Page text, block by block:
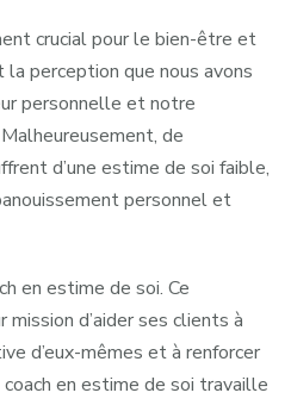
crucial pour le bien-être et
la perception que nous avons
personnelle et notre
de
d’une estime de soi faible,
personnel et
en estime de soi. Ce
d’aider ses clients à
d’eux-mêmes et à renforcer
en estime de soi travaille